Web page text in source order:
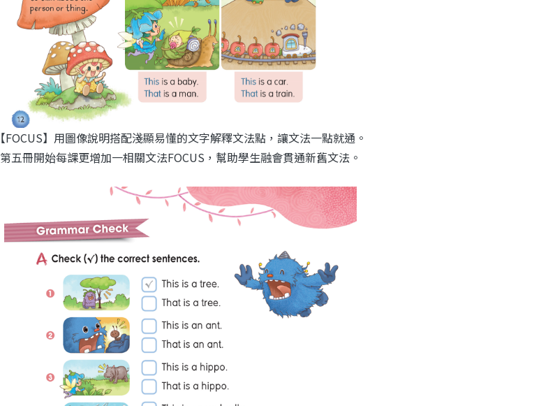
【FOCUS】用圖像說明搭配淺顯易懂的文字解釋文法點，讓文法一點就通。
第五冊開始每課更增加一相關文法FOCUS，幫助學生融會貫通新舊文法。